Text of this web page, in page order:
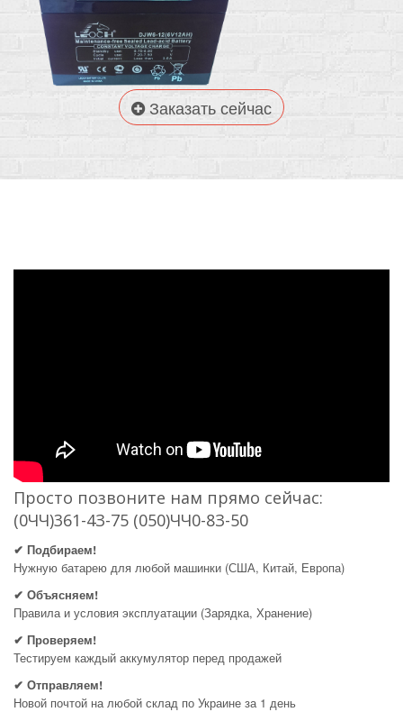
Заказать сейчас
Просто позвоните нам прямо сейчас:
(0ЧЧ)361-4З-75 (050)ЧЧ0-8З-50
✔ Подбираем!
Нужную батарею для любой машинки (США, Китай, Европа)
✔ Объясняем!
Правила и условия эксплуатации (Зарядка, Хранение)
✔ Проверяем!
Тестируем каждый аккумулятор перед продажей
✔ Отправляем!
Новой почтой на любой склад по Украине за 1 день